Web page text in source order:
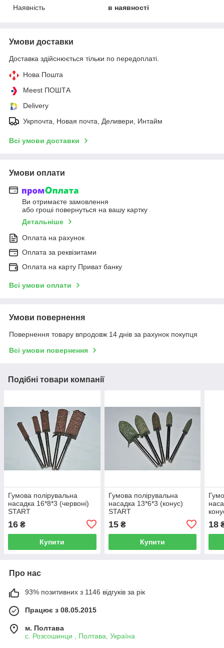
Наявність
в наявності
Умови доставки
Доставка здійснюється тільки по передоплаті.
Нова Пошта
Meest ПОШТА
Delivery
Укрпочта, Новая почта, Деливери, Интайм
Всі умови доставки
Умови оплати
Ви отримаєте замовлення
або гроші повернуться на вашу картку
Детальніше
Оплата на рахунок
Оплата за реквізитами
Оплата на карту Приват банку
Всі умови оплати
Умови повернення
Повернення товару впродовж 14 днів за рахунок покупця
Всі умови повернення
Подібні товари компанії
Гумова полірувальна
насадка 16*8*3 (червоні)
START
16 ₴
Купити
Гумова полірувальна
насадка 13*6*3 (конус)
START
15₴
Купити
18
Про нас
93% позитивних з 1146 відгуків за рік
Працює з 08.05.2015
м. Полтава
с. Розсошинци , Полтава, Україна